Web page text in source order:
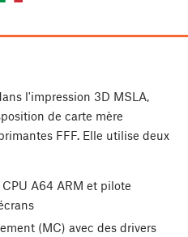
l'impression 3D MSLA,
de carte mère
FFF. Elle utilise deux
A64 ARM et pilote
(MC) avec des drivers